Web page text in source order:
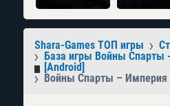
Shara-Games ТОП игры
База игры Войны Спарты
[Android]
Войны Спарты – Империя